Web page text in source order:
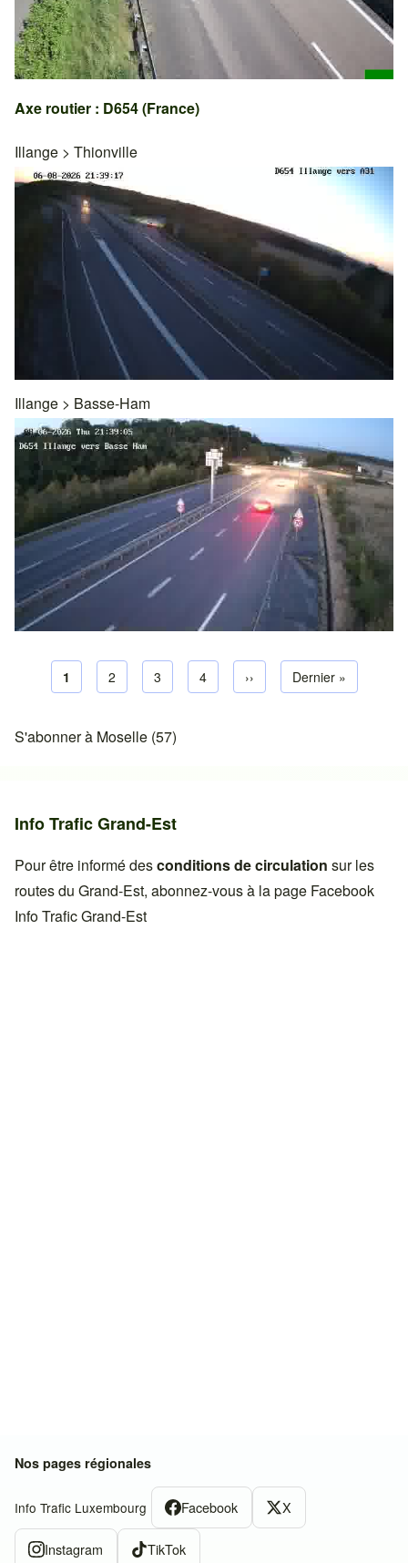
Axe routier : D654 (France)
Illange > Thionville
Illange > Basse-Ham
Pagination
Page courante
1 Page default
2 Page default
3 Page default
4 Next page
›› Dernière page
Dernier »
S'abonner à Moselle (57)
Info Trafic Grand-Est
Pour être informé desconditions de circulation sur les
routes du Grand-Est, abonnez-vous à la page Facebook
Info Trafic Grand-Est
Nos pages régionales
Info Trafic Luxembourg Facebook X
Instagram TikTok